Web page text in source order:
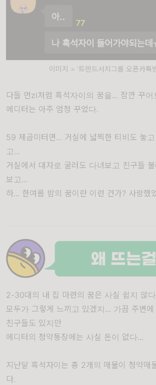
이미지 = ‘트렌드서치그룹 오픈카톡
다들 먼zi처럼 흑석자이의 꿈을... 잠깐 꾸어
에디터는 아주 엄청 꾸었다.
59 제곱미터면... 거실에 넓찍한 티비도 놓
고...
거실에서 대자로 굴러도 다녀보고 친구들
보고...
하... 한여름 밤의 꿈이란 이런 건가? 사랑했
2-30대의 내 집 마련의 꿈은 사실 쉽지 않
모두가 그렇게 느끼고 있겠지... 가끔 주변
친구들도 있지만
에디터의 청약통장에는 사실 돈이 없다...
지난달 흑석자이는 총 2개의 매물이 청약매
다.